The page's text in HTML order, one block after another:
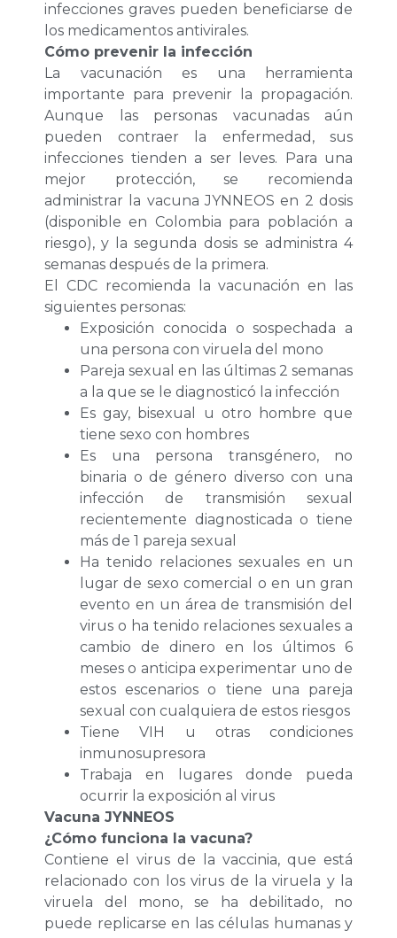
infecciones graves pueden beneficiarse de
los medicamentos antivirales.
Cómo prevenir la infección
La vacunación es una herramienta
importante para prevenir la propagación.
Aunque las personas vacunadas aún
pueden contraer la enfermedad, sus
infecciones tienden a ser leves. Para una
mejor protección, se recomienda
administrar la vacuna JYNNEOS en 2 dosis
(disponible en Colombia para población a
riesgo), y la segunda dosis se administra 4
semanas después de la primera.
El CDC recomienda la vacunación en las
siguientes personas:
Exposición conocida o sospechada a
una persona con viruela del mono
Pareja sexual en las últimas 2 semanas
a la que se le diagnosticó la infección
Es gay, bisexual u otro hombre que
tiene sexo con hombres
Es una persona transgénero, no
binaria o de género diverso con una
infección de transmisión sexual
recientemente diagnosticada o tiene
más de 1 pareja sexual
Ha tenido relaciones sexuales en un
lugar de sexo comercial o en un gran
evento en un área de transmisión del
virus o ha tenido relaciones sexuales a
cambio de dinero en los últimos 6
meses o anticipa experimentar uno de
estos escenarios o tiene una pareja
sexual con cualquiera de estos riesgos
Tiene VIH u otras condiciones
inmunosupresora
Trabaja en lugares donde pueda
ocurrir la exposición al virus
Vacuna JYNNEOS
¿Cómo funciona la vacuna?
Contiene el virus de la vaccinia, que está
relacionado con los virus de la viruela y la
viruela del mono, se ha debilitado, no
puede replicarse en las células humanas y